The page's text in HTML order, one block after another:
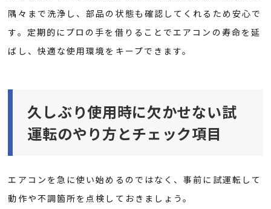
隅々まで洗浄し、部品の状態も確認してくれるため安心で
す。定期的にプロの手を借りることでエアコンの寿命を延
ばし、快適な使用環境をキープできます。
久しぶり使用時に欠かせない試
運転のやり方とチェック項目
エアコンを急に使い始めるのではなく、事前に試運転して
動作や不調箇所を点検しておきましょう。